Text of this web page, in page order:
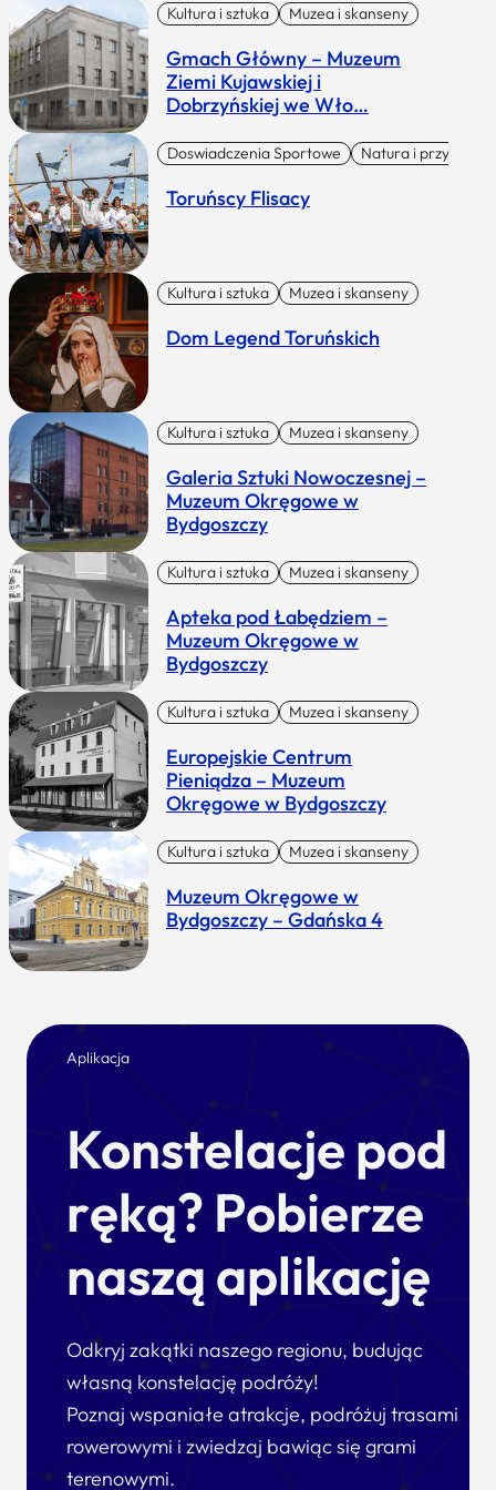
Kultura i sztuka Muzea i skanseny
Gmach Główny – Muzeum
Ziemi Kujawskiej i
Dobrzyńskiej we Wło…
Doswiadczenia Sportowe Natura i przygoda
Toruńscy Flisacy
Kultura i sztuka Muzea i skanseny
Dom Legend Toruńskich
Kultura i sztuka Muzea i skanseny
Galeria Sztuki Nowoczesnej –
Muzeum Okręgowe w
Bydgoszczy
Kultura i sztuka Muzea i skanseny
Apteka pod Łabędziem –
Muzeum Okręgowe w
Bydgoszczy
Kultura i sztuka Muzea i skanseny
Europejskie Centrum
Pieniądza – Muzeum
Okręgowe w Bydgoszczy
Kultura i sztuka Muzea i skanseny
Muzeum Okręgowe w
Bydgoszczy – Gdańska 4
Aplikacja
Konstelacje pod
ręką? Pobierze
naszą aplikację
Odkryj zakątki naszego regionu, budując
własną konstelację podróży!
Poznaj wspaniałe atrakcje, podróżuj trasami
rowerowymi i zwiedzaj bawiąc się grami
terenowymi.